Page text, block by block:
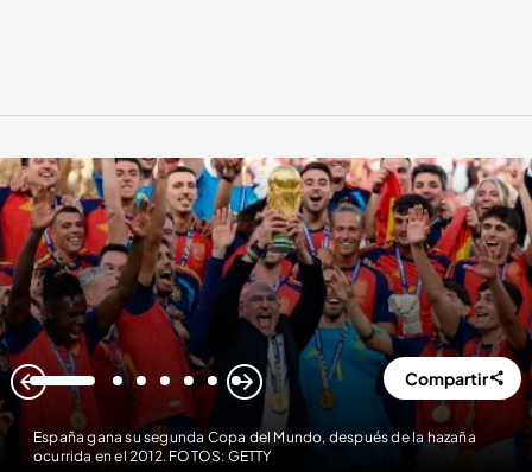
España gana su segunda Copa del Mundo, después de la hazaña
ocurrida en el 2012. FOTOS: GETTY
1 2 3 4 5 6 7 Compartir